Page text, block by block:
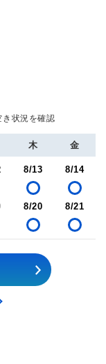
き状況を確認
木 金
8/13 8/14
8/20 8/21